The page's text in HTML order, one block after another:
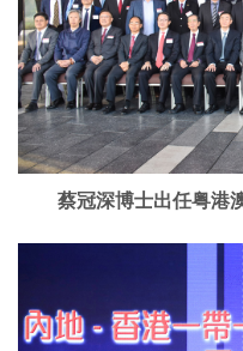
蔡冠深博士出任粤港